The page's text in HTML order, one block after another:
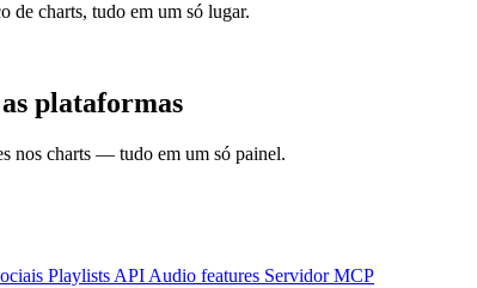
de charts, tudo em um só lugar.
plataformas
nos charts — tudo em um só painel.
Playlists API Audio features Servidor MCP